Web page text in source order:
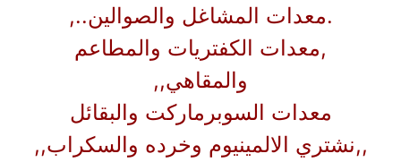
.معدات المشاغل والصوالين..,
,معدات الكفتريات والمطاعم
والمقاهي,,
معدات السوبرماركت والبقائل
,,نشتري الالمينيوم وخرده والسكراب,,